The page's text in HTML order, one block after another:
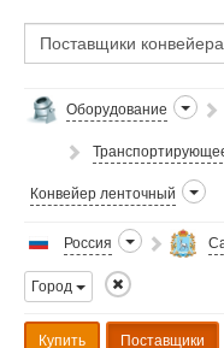
Оборудование
Конвейер ленточный
Россия
Город
Купить Поставщики